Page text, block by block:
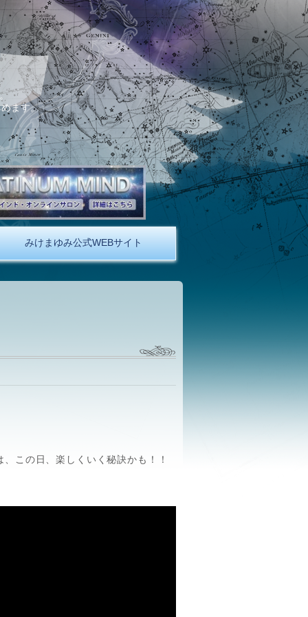
ます。
みけまゆみ公式WEBサイト
この日、楽しくいく秘訣かも！！